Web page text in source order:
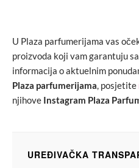
U Plaza parfumerijama vas
proizvoda koji vam garantuju
informacija o aktuelnim
Plaza parfumerijama, posjetite
njihove Instagram Plaza
UREĐIVAČKA